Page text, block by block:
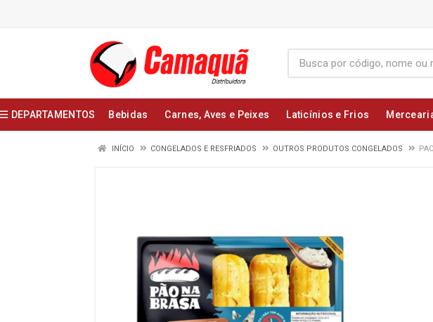
DEPARTAMENTOS Bebidas Carnes, Aves e Peixes Laticínios e Frios
INÍCIO CONGELADOS E RESFRIADOS OUTROS PRODUTOS CONGELADOS